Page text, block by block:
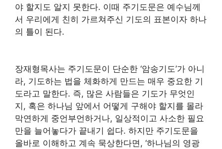
야 할지도 알지 못한다. 이때 주기도문은 예수님께
서 우리에게 친히 가르쳐주신 기도의 표본이자 하나
의 틀이 된다.
장재형목사는 주기도문이 단순한 ‘암송기도’가 아니
라, 기도하는 법을 체화하게 만드는 매우 중요한 기
도라고 말한다. 즉, 많은 사람들은 기도가 무엇인
지, 혹은 하나님 앞에서 어떻게 구해야 할지를 몰라
막연하게 중언부언하거나, 일상적이고 사소한 필요
만을 늘어놓다가 끝내기 쉽다. 하지만 주기도문을
올바로 이해하고 계속 묵상한다면, ‘하나님의 영광